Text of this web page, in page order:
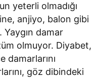
yeterli olmadığı
anjiyo, balon gibi
damar
olmuyor. Diyabet,
damarlarını
göz dibindeki